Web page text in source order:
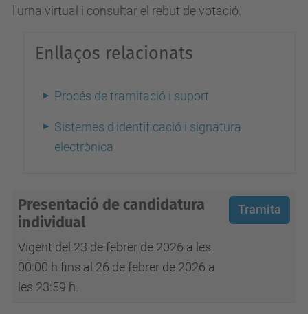
l'urna virtual i consultar el rebut de votació.
Enllaços relacionats
Procés de tramitació i suport
Sistemes d'identificació i signatura
electrònica
Presentació de candidatura
individual
Vigent del 23 de febrer de 2026 a les
00:00 h fins al 26 de febrer de 2026 a
les 23:59 h.
Tramita